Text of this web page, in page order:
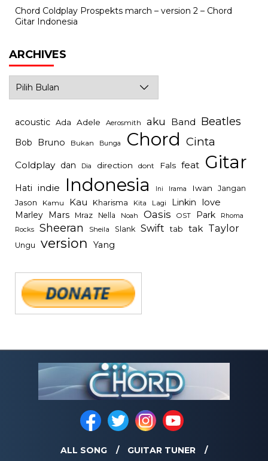
Chord Coldplay Prospekts march – version 2 – Chord
Gitar Indonesia
ARCHIVES
acoustic Ada Adele Aerosmith aku Band Beatles
Bob Bruno Bukan Bunga Chord Cinta
Coldplay dan Dia direction dont Fals feat Gitar
Hati indie Indonesia Ini Irama Iwan Jangan
Jason Kamu Kau Kharisma Kita Lagi Linkin love
Marley Mars Mraz Nella Noah Oasis OST Park Rhoma
Rocks Sheeran Sheila Slank Swift tab tak Taylor
Ungu version Yang
ALL SONG GUITAR TUNER